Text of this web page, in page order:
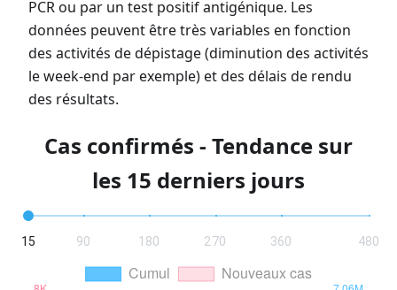
PCR ou par un test positif antigénique. Les
données peuvent être très variables en fonction
des activités de dépistage (diminution des activités
le week-end par exemple) et des délais de rendu
des résultats.
Cas confirmés - Tendance sur
les 15 derniers jours
15 90 180 270 360 480